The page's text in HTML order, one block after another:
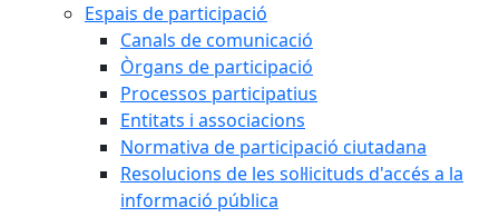
Espais de participació
Canals de comunicació
Òrgans de participació
Processos participatius
Entitats i associacions
Normativa de participació ciutadana
Resolucions de les sol·licituds d'accés a la
informació pública